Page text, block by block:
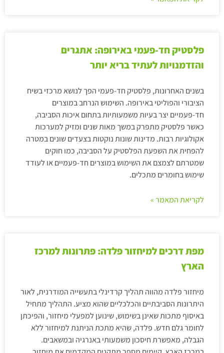
פלסטיק חד-פעמי באירופה: אתגרים
והזדמנויות לעתיד בריא יותר
בשנים האחרונות, פלסטיק חד-פעמי הפך לנושא מרכזי בשיח
הציבורי והפוליטי באירופה. השימוש הנרחב במוצרים
חד-פעמיים יצר בעיות משמעותיות בתחום איכות הסביבה,
כאשר פלסטיק מתפרק במשך מאות שנים ומזיק למערכות
אקולוגיות רבות. מדינות שונות נוקטות בצעדים שונים במטרה
להפחית את השפעת הפלסטיק על הסביבה, כמו חוקים
שמטרתם לצמצם את השימוש במוצרים חד-פעמיים או לעודד
שימוש בחומרים מתכלים.
לקריאת המאמר »
מפת דרכים למיחזור פלדה: פתרונות למרכז
הארץ
מיחזור פלדה מהווה תהליך קרדינלי בתעשייה המודרנית, לאור
היתרונות הסביבתיים והכלכליים שהוא מציע. התהליך מתחיל
באיסוף מתכות שאינן בשימוש, שינוען למפעלי מיחזור, והפיכתן
לחומר גלם חדש. פלדה, שהיא מתכת הניתנת למיחזור ללא
הגבלה, מאפשרת חיסכון משמעותי באנרגיה ובמשאבים.